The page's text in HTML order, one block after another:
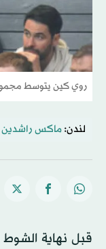
روي كين يتوسط
لندن: ماكس راشدين
قبل نهاية الشوط